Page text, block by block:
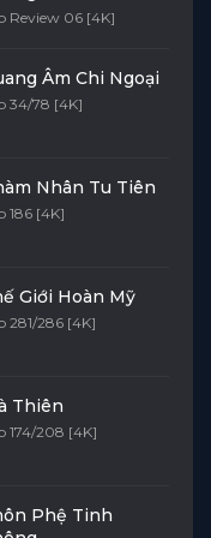
Review 06 [4K]
Âm Chi Ngoại
34/78 [4K]
Nhân Tu Tiên
186 [4K]
Giới Hoàn Mỹ
281/286 [4K]
Thiên
174/208 [4K]
Phệ Tinh